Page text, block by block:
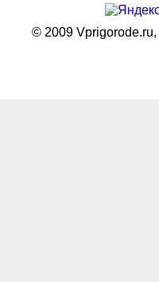
© 2009 Vprigorode.ru,